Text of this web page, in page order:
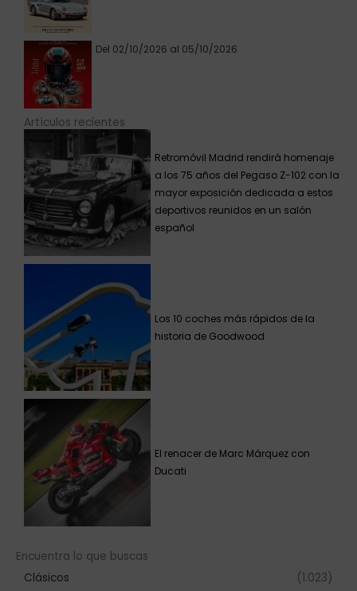
Del 02/10/2026 al 05/10/2026
Artículos recientes
Retromóvil Madrid rendirá homenaje
a los 75 años del Pegaso Z-102 con la
mayor exposición dedicada a estos
deportivos reunidos en un salón
español
Los 10 coches más rápidos de la
historia de Goodwood
El renacer de Marc Márquez con
Ducati
Encuentra lo que buscas
Clásicos
(1.023)